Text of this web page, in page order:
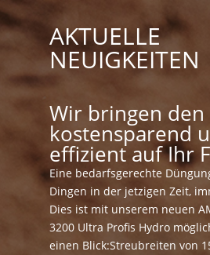
AKTUELLE
NEUIGKEITEN
Wir bringen
kostensparend
effizient auf Ihr
Eine bedarfsgerechte
Dingen in der jetzigen Zeit,
Dies ist mit unserem neuen
3200 Ultra Profis Hydro
einen Blick:Streubreiten von